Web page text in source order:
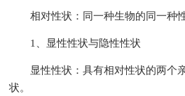
相对性状：同一种生物的同一种性
1、显性性状与隐性性状
显性性状：具有相对性状的两个亲
状。